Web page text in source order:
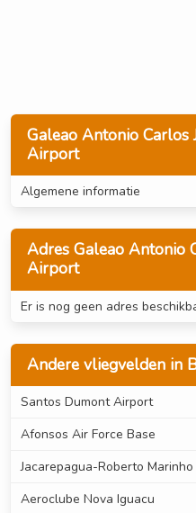
Galeao Antonio Carlos
Airport
Algemene informatie
Adres Galeao Antonio
Airport
Er is nog geen adres
Andere vliegvelden in
Santos Dumont Airport
Afonsos Air Force Base
Jacarepagua-Roberto
Aeroclube Nova Iguacu